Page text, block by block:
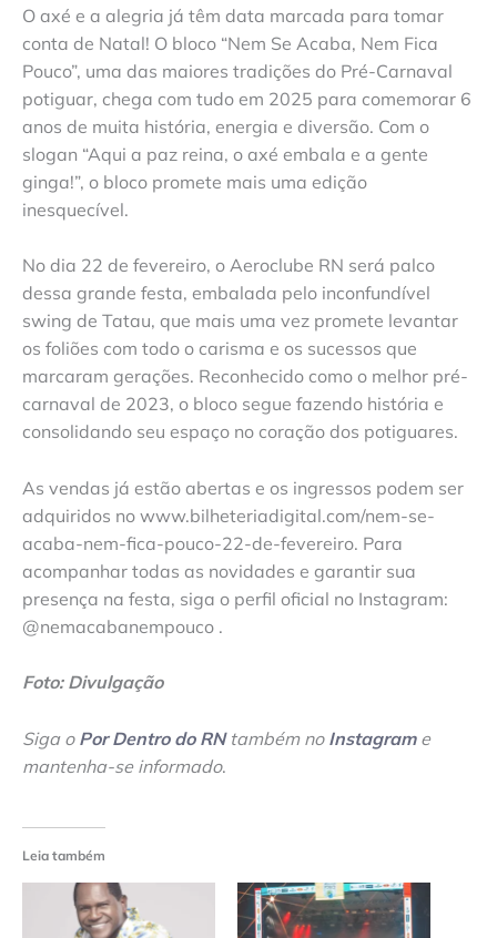
O axé e a alegria já têm data marcada para tomar
conta de Natal! O bloco “Nem Se Acaba, Nem Fica
Pouco”, uma das maiores tradições do Pré-Carnaval
potiguar, chega com tudo em 2025 para comemorar 6
anos de muita história, energia e diversão. Com o
slogan “Aqui a paz reina, o axé embala e a gente
ginga!”, o bloco promete mais uma edição
inesquecível.
No dia 22 de fevereiro, o Aeroclube RN será palco
dessa grande festa, embalada pelo inconfundível
swing de Tatau, que mais uma vez promete levantar
os foliões com todo o carisma e os sucessos que
marcaram gerações. Reconhecido como o melhor pré-
carnaval de 2023, o bloco segue fazendo história e
consolidando seu espaço no coração dos potiguares.
As vendas já estão abertas e os ingressos podem ser
adquiridos no www.bilheteriadigital.com/nem-se-
acaba-nem-fica-pouco-22-de-fevereiro. Para
acompanhar todas as novidades e garantir sua
presença na festa, siga o perfil oficial no Instagram:
@nemacabanempouco .
Foto: Divulgação
Siga o Por Dentro do RNtambém no Instagrame
mantenha-se informado.
Leia também